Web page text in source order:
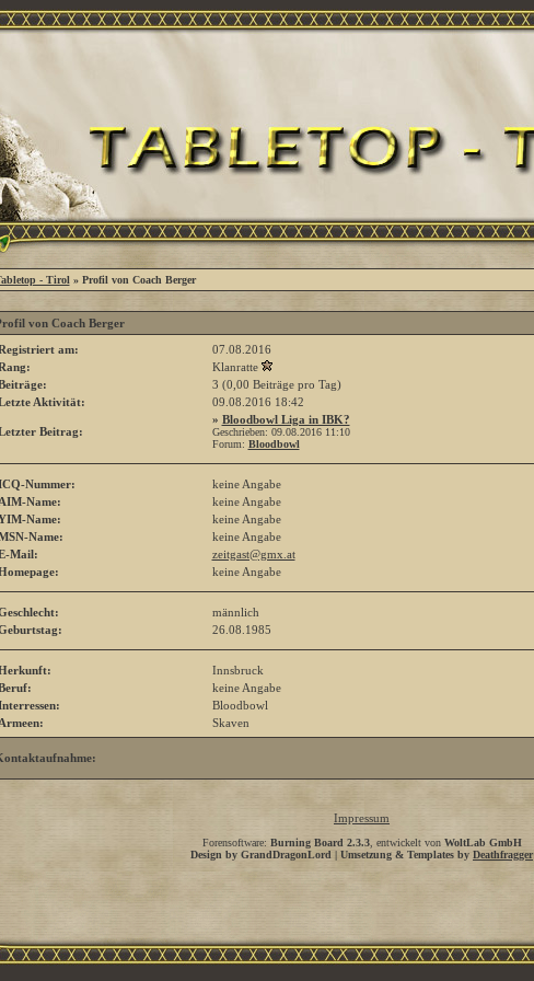
- Tirol » Profil von Coach Berger
von Coach Berger
am:
07.08.2016
Klanratte
3 (0,00 Beiträge pro Tag)
Aktivität:
09.08.2016 18:42
Beitrag:
» Bloodbowl Liga in IBK?
Geschrieben: 09.08.2016 11:10
Forum: Bloodbowl
Nummer:
keine Angabe
Name:
keine Angabe
Name:
keine Angabe
Name:
keine Angabe
Mail:
zeitgast@gmx.at
keine Angabe
männlich
26.08.1985
Innsbruck
keine Angabe
Bloodbowl
Skaven
Impressum
Forensoftware: Burning Board 2.3.3, entwickelt von WoltLab GmbH
Design by GrandDragonLord | Umsetzung & Templates by Deathfragger